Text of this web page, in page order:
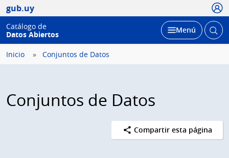
gub.uy
Catálogo de
Datos Abiertos
Desplegar
Menú Abrir
Inicio Conjuntos de Datos
Conjuntos de Datos
Compartir esta página